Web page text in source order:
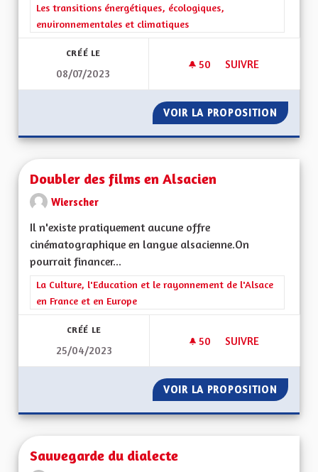
Filtrer les résultats de la catégorie : Les transitions
Les transitions énergétiques, écologiques,
environnementales et climatiques
CRÉÉ LE
08/07/2023
50 50 ABONNÉS
SUIVRE
VOIR LA PROPOSITION
Doubler des films en Alsacien
Wierscher
Il n'existe pratiquement aucune offre
cinématographique en langue alsacienne.On
pourrait financer...
Filtrer les résultats de la catégorie : La Culture, l'Education et
La Culture, l'Education et le rayonnement de l'Alsace
en France et en Europe
CRÉÉ LE
25/04/2023
50 50 ABONNÉS
SUIVRE
VOIR LA PROPOSITION
Sauvegarde du dialecte